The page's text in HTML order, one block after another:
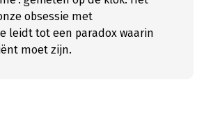
obsessie met
leidt tot een paradox waarin
moet zijn.